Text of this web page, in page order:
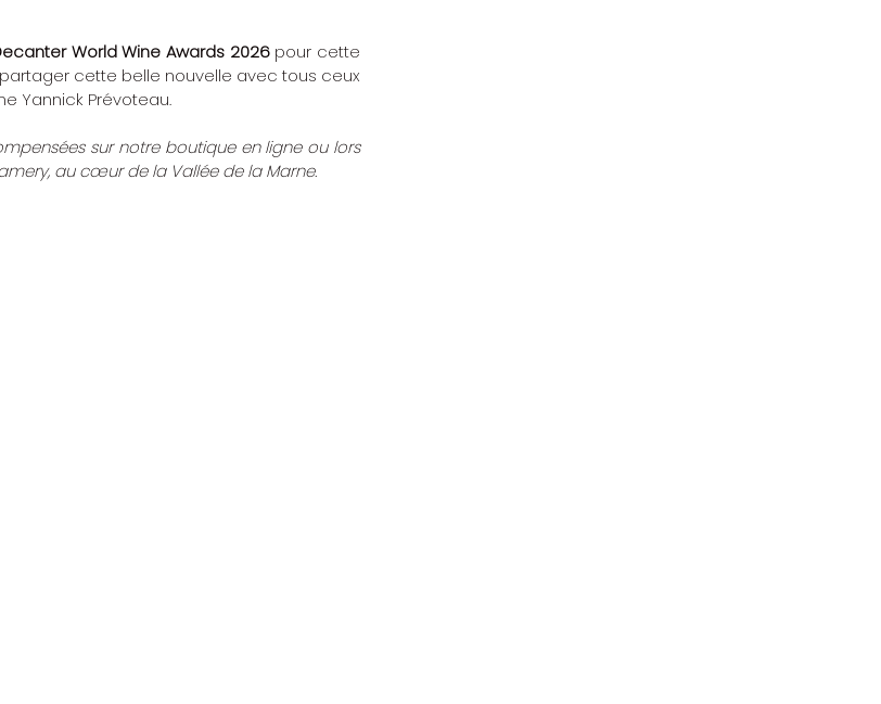
World Wine Awards 2026 pour cette
cette belle nouvelle avec tous ceux
Yannick Prévoteau.
sur notre boutique en ligne ou lors
au cœur de la Vallée de la Marne.